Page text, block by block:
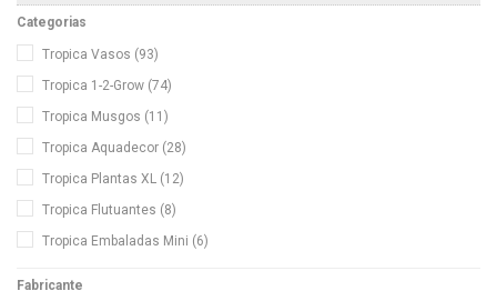
Categorias
Tropica Vasos (93)
Tropica 1-2-Grow (74)
Tropica Musgos (11)
Tropica Aquadecor (28)
Tropica Plantas XL (12)
Tropica Flutuantes (8)
Tropica Embaladas Mini (6)
Fabricante